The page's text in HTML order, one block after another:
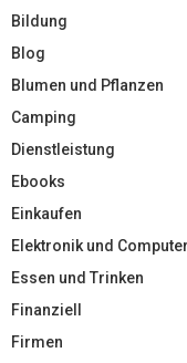
Bildung
Blog
Blumen und Pflanzen
Camping
Dienstleistung
Ebooks
Einkaufen
Elektronik und Computer
Essen und Trinken
Finanziell
Firmen